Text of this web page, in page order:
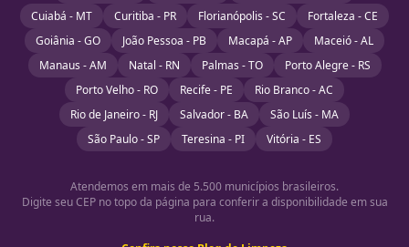
Cuiabá - MT
Curitiba - PR Florianópolis - SC
Fortaleza - CE
Goiânia - GO
João Pessoa - PB Macapá - AP
Maceió - AL
Manaus - AM
Natal - RN Palmas - TO
Porto Alegre - RS
Porto Velho - RO
Recife - PE
Rio Branco - AC
Rio de Janeiro - RJ
Salvador - BA
São Luís - MA
São Paulo - SP
Teresina - PI Vitória - ES
Atendemos em mais de 5.500 municípios brasileiros.
Digite seu CEP no topo da página para conferir a disponibilidade em sua
rua.